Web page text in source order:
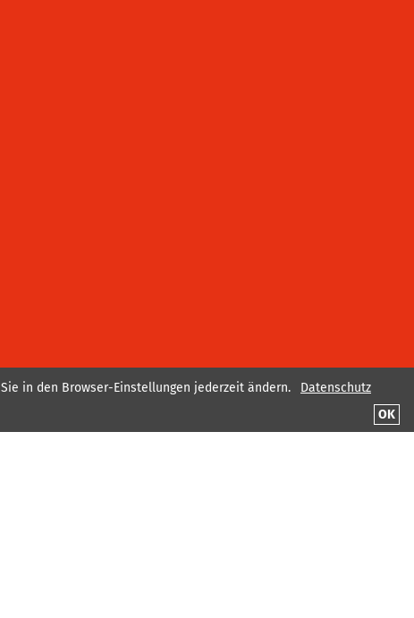
in den Browser-Einstellungen jederzeit ändern.
Datenschutz
OK